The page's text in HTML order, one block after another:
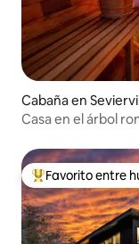
Cabaña en
Casa en el árbol
Favorito entre
Favorito entre